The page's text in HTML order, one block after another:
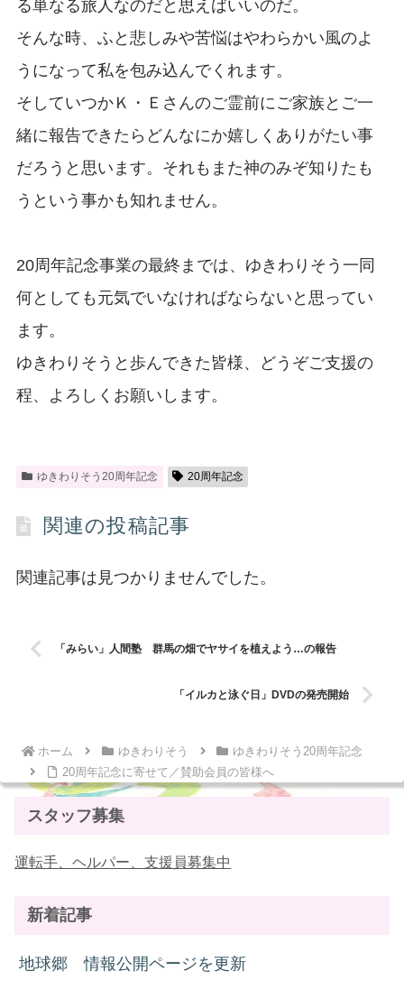
る単なる旅人なのだと思えばいいのだ。
そんな時、ふと悲しみや苦悩はやわらかい風のよ
うになって私を包み込んでくれます。
そしていつかＫ・Ｅさんのご霊前にご家族とご一
緒に報告できたらどんなにか嬉しくありがたい事
だろうと思います。それもまた神のみぞ知りたも
うという事かも知れません。
20周年記念事業の最終までは、ゆきわりそう一同
何としても元気でいなければならないと思ってい
ます。
ゆきわりそうと歩んできた皆様、どうぞご支援の
程、よろしくお願いします。
ゆきわりそう20周年記念 20周年記念
関連の投稿記事
関連記事は見つかりませんでした。
「みらい」人間塾 群馬の畑でヤサイを植えよう…の報告
「イルカと泳ぐ日」DVDの発売開始
ホーム ゆきわりそう
ゆきわりそう20周年記念
20周年記念に寄せて／賛助会員の皆様へ
スタッフ募集
運転手、ヘルパー、支援員募集中
新着記事
地球郷 情報公開ページを更新